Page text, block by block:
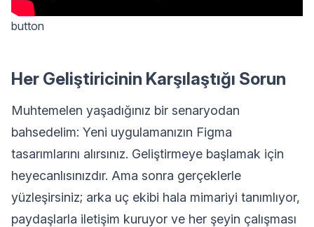
button
Her Geliştiricinin Karşılaştığı Sorun
Muhtemelen yaşadığınız bir senaryodan
bahsedelim: Yeni uygulamanızın Figma
tasarımlarını alırsınız. Geliştirmeye başlamak için
heyecanlısınızdır. Ama sonra gerçeklerle
yüzleşirsiniz; arka uç ekibi hala mimariyi tanımlıyor,
paydaşlarla iletişim kuruyor ve her şeyin çalışması